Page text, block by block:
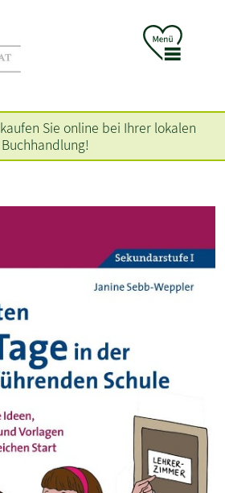
kaufen Sie online bei Ihrer lokalen
Buchhandlung!